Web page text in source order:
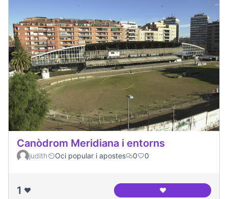
Canòdrom Meridiana i entorns
judith Oci popular i apostes 0 0
1 ❤️ ❤️Canòdrom